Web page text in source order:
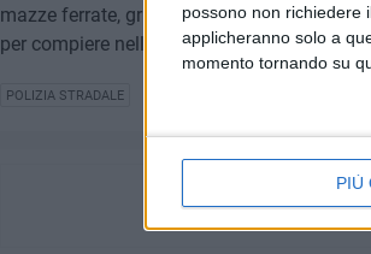
possono non richiedere
applicheranno solo a
momento tornando su
PIÙ
mazze ferrate, grimaldelli ed anche un
per compiere nella notte furti di autoveicoli..
POLIZIA STRADALE